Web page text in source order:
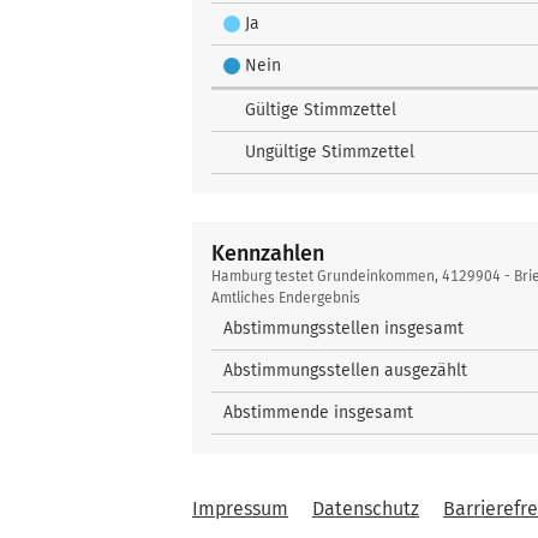
Ja
Nein
Gültige Stimmzettel
Ungültige Stimmzettel
Kennzahlen
Kennzahlen
Hamburg testet Grundeinkommen, 4129904 -
Amtliches Endergebnis
Abstimmungsstellen insgesamt
Abstimmungsstellen ausgezählt
Abstimmende insgesamt
Impressum Datenschutz